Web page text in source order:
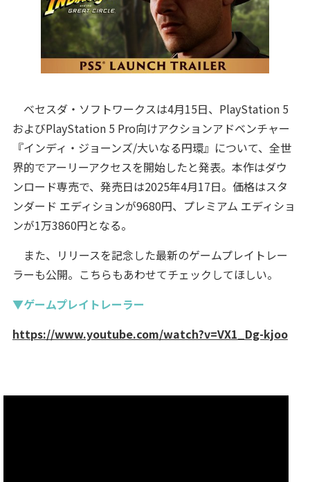
ベセスダ・ソフトワークスは4月15日、PlayStation 5
およびPlayStation 5 Pro向けアクションアドベンチャー
『インディ・ジョーンズ/大いなる円環』について、全世
界的でアーリーアクセスを開始したと発表。本作はダウ
ンロード専売で、発売日は2025年4月17日。価格はスタ
ンダード エディションが9680円、プレミアム エディショ
ンが1万3860円となる。
また、リリースを記念した最新のゲームプレイトレー
ラーも公開。こちらもあわせてチェックしてほしい。
▼ゲームプレイトレーラー
https://www.youtube.com/watch?v=VX1_Dg-kjoo